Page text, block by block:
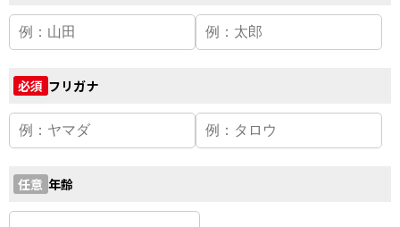
必須 フリガナ
任意 年齢